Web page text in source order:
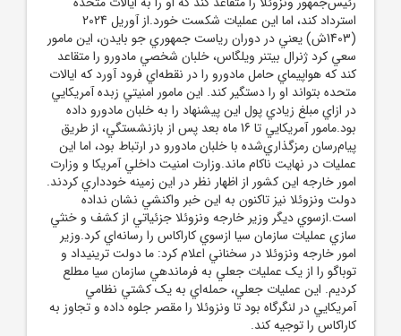
استرداد کند، اما اين عمليات شکست خورد.از آوريل 2024
(1403ش) يعني در دوران رياست جمهوري جو بايدن، اين مامور
سعي کرد ژنرال بيتنر ويلگاس، خلبان شخصي مادورو را متقاعد
کند که هواپيماي حامل مادورو را در نقطه‌اي فرود آورد که ايالات
متحده بتواند او را دستگير کند. اين مامور امنيتي زبده آمريکايي
در ازاي مبلغ زيادي پول اين پيشنهاد را به خلبان مادورو داده
بود.مامور آمريکايي تا 16 ماه بعد پس از بازنشستگي، از طريق
پيام‌رسان رمزگذاري‌شده با خلبان مادورو در ارتباط بود، اما اين
عمليات در نهايت ناکام ماند.وزارت امنيت داخلي آمريکا و وزارت
امور خارجه اين کشور از اظهار نظر در اين زمينه خودداري کردند.
دولت ونزوئلا نيز تاکنون به اين خبر واکنشي نشان نداده
است.ازسوي ديگر وزير خارجه ونزوئلا جزئياتي از کشف و خنثي
سازي عمليات سازمان سيا ازسوي کاراکاس را رسانه‌اي کرد.وزير
امور خارجه ونزوئلا در سخناني اعلام کرد: ما دولت ترينيداد و
توباگو را از يک عمليات جعلي به فرماندهي سازمان سيا مطلع
کرديم. اين عمليات جعلي، حمله‌اي به يک کشتي نظامي
آمريکايي در لنگرگاه بود تا ونزوئلا را مقصر جلوه داده و تجاوز به
کاراکاس را توجيه کند.